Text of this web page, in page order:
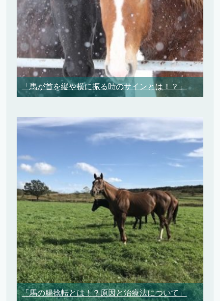
「馬が首を縦や横に振る時のサインとは！？」
「馬の腸捻転とは！？原因と治療法について」